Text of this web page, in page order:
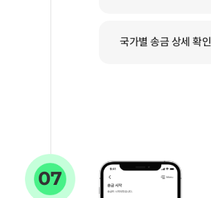
국가별 송금 상세 확인
07